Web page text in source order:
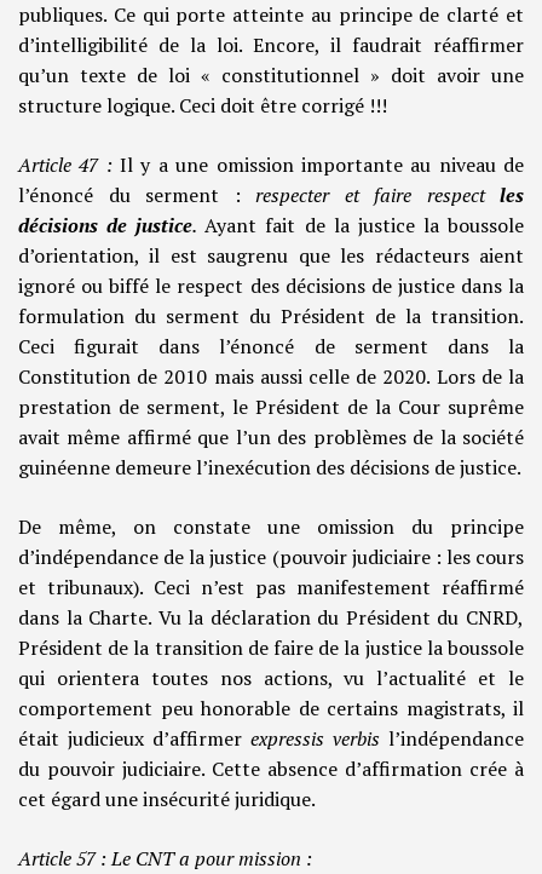
publiques. Ce qui porte atteinte au principe de clarté et
d’intelligibilité de la loi. Encore, il faudrait réaffirmer
qu’un texte de loi « constitutionnel » doit avoir une
structure logique. Ceci doit être corrigé !!!
Article 47 : Il y a une omission importante au niveau de
l’énoncé du serment : respecter et faire respect les
décisions de justice.Ayant fait de la justice la boussole
d’orientation, il est saugrenu que les rédacteurs aient
ignoré ou biffé le respect des décisions de justice dans la
formulation du serment du Président de la transition.
Ceci figurait dans l’énoncé de serment dans la
Constitution de 2010 mais aussi celle de 2020. Lors de la
prestation de serment, le Président de la Cour suprême
avait même affirmé que l’un des problèmes de la société
guinéenne demeure l’inexécution des décisions de justice.
De même, on constate une omission du principe
d’indépendance de la justice (pouvoir judiciaire : les cours
et tribunaux). Ceci n’est pas manifestement réaffirmé
dans la Charte. Vu la déclaration du Président du CNRD,
Président de la transition de faire de la justice la boussole
qui orientera toutes nos actions, vu l’actualité et le
comportement peu honorable de certains magistrats, il
était judicieux d’affirmer expressis verbis l’indépendance
du pouvoir judiciaire. Cette absence d’affirmation crée à
cet égard une insécurité juridique.
Article 57 : Le CNT a pour mission :